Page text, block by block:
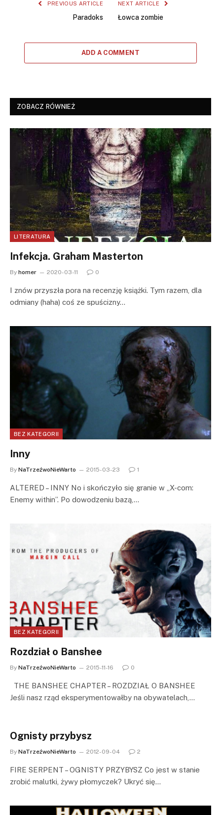
PREVIOUS ARTICLE
Paradoks
NEXT ARTICLE
Łowca zombie
ADD A COMMENT
ZOBACZ RÓWNIEŻ
LITERATURA
Infekcja. Graham Masterton
By homer 2020-03-11 0
I znów przyszła pora na recenzję książki. Tym razem, dla
odmiany (haha) coś ze spuścizny…
BEZ KATEGORII
Inny
By NaTrzeźwoNieWarto 2015-03-23 1
ALTERED – INNY No i skończyło się granie w „X-com:
Enemy within”. Po dowodzeniu bazą,…
BEZ KATEGORII
Rozdział o Banshee
By NaTrzeźwoNieWarto 2015-11-16 0
THE BANSHEE CHAPTER – ROZDZIAŁ O BANSHEE
Jeśli nasz rząd eksperymentowałby na obywatelach,…
Ognisty przybysz
By NaTrzeźwoNieWarto 2012-09-04 2
FIRE SERPENT – OGNISTY PRZYBYSZ Co jest w stanie
zrobić malutki, żywy płomyczek? Ukryć się…